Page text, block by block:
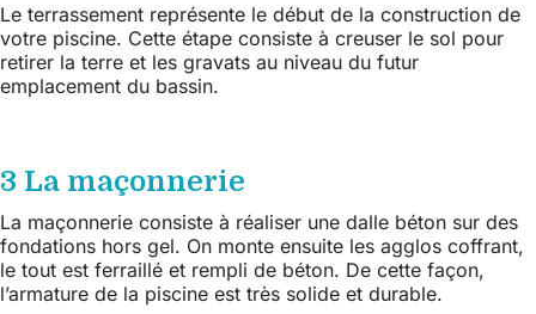
Le terrassement représente le début de la construction de
votre piscine. Cette étape consiste à creuser le sol pour
retirer la terre et les gravats au niveau du futur
emplacement du bassin.
3 La maçonnerie
La maçonnerie consiste à réaliser une dalle béton sur des
fondations hors gel. On monte ensuite les agglos coffrant,
le tout est ferraillé et rempli de béton. De cette façon,
l’armature de la piscine est très solide et durable.